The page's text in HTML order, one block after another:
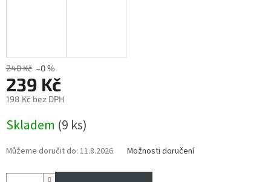
240 Kč –0 %
239 Kč
198 Kč bez DPH
cena:
Skladem (9 ks)
Můžeme doručit do: 11.8.2026 Možnosti doručení